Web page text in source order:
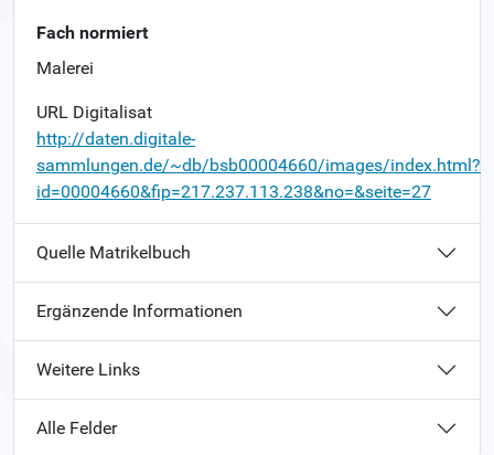
Fach normiert
Malerei
URL Digitalisat
http://daten.digitale-
sammlungen.de/~db/bsb00004660/images/index.html?
id=00004660&fip=217.237.113.238&no=&seite=27
Quelle Matrikelbuch
Ergänzende Informationen
Weitere Links
Alle Felder